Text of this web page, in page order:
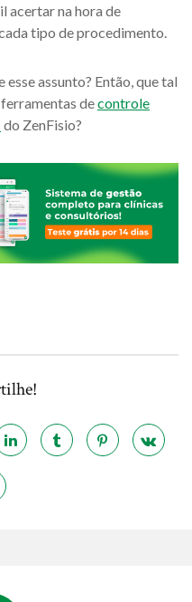
acertar na hora de
tipo de procedimento.
assunto? Então, que tal
decontrole
do ZenFisio?